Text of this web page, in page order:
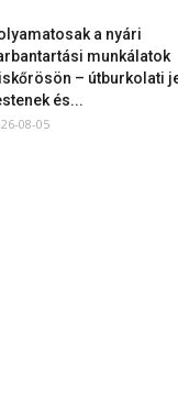
a nyári
munkálatok
– útburkolati
és...
08-05